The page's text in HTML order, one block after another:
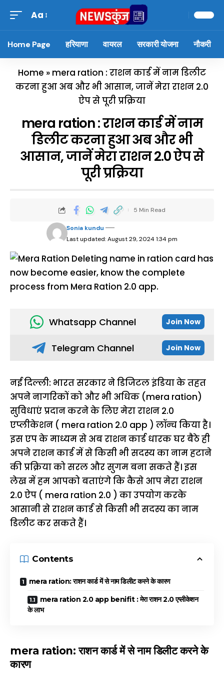
Aa
Home Page हरियाणा वायरल सरकारी योजना नौकरी
Home » mera ration : राशन कार्ड में नाम डिलीट
करना हुआ अब और भी आसान, जानें मेरा राशन 2.0
ऐप से पूरी प्रक्रिया
mera ration : राशन कार्ड में नाम
डिलीट करना हुआ अब और भी
आसान, जानें मेरा राशन 2.0 ऐप से
पूरी प्रक्रिया
Last updated: August 29, 2024 1:34 pm
Sonia kundu
5 Min Read
Whatsapp Channel Join Now
Telegram Channel Join Now
नई दिल्ली: भारत सरकार ने डिजिटल इंडिया के तहत
अपने नागरिकों को और भी अधिक (mera ration)
सुविधाएं प्रदान करने के लिए मेरा राशन 2.0
एप्लीकेशन ( mera ration 2.0 app ) लॉन्च किया है।
इस एप के माध्यम से अब राशन कार्ड धारक घर बैठे ही
अपने राशन कार्ड में से किसी भी सदस्य का नाम हटाने
की प्रक्रिया को सरल और सुगम बना सकते हैं। इस
लेख में हम आपको बताएंगे कि कैसे आप मेरा राशन
2.0 ऐप ( mera ration 2.0 ) का उपयोग करके
आसानी से राशन कार्ड से किसी भी सदस्य का नाम
डिलीट कर सकते हैं।
Contents
mera ration: राशन कार्ड में से नाम डिलीट करने के कारण
mera ration 2.0 app benifit : मेरा राशन 2.0 एप्लीकेशन
के लाभ
mera ration: राशन कार्ड में से नाम डिलीट करने के
कारण